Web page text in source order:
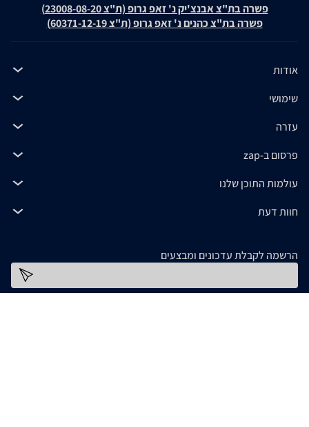
פשרה בת"צ אבנצ'יק נ' זאפ גרופ (ת"צ 23008-08-20)
פשרה בת"צ כהנים נ' זאפ גרופ (ת"צ 60371-12-19)
אודות
שימושי
עזרה
פרסום ב-zap
עולמות התוכן שלנו
חוות דעת
הרשמה לקבלת עדכונים ומבצעים